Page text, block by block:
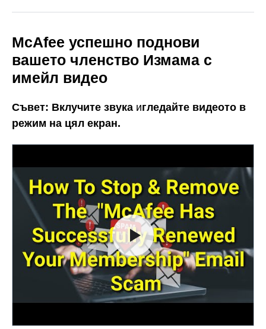
McAfee успешно поднови
вашето членство Измама с
имейл видео
Съвет: Вклучите звука игледайте видеото в
режим на цял екран.